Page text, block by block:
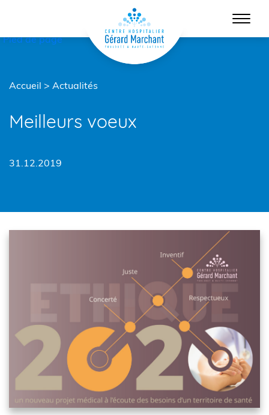
Pied de page
Accueil > Actualités
Meilleurs voeux
31.12.2019